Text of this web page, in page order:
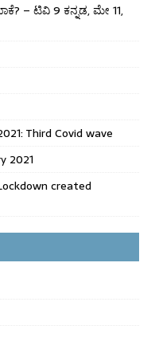
– ಟಿವಿ 9 ಕನ್ನಡ, ಮೇ 11,
Third Covid wave
2021
created